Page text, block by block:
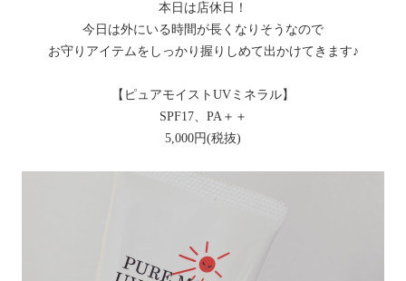
本日は店休日！
今日は外にいる時間が長くなりそうなので
お守りアイテムをしっかり握りしめて出かけてきます♪
【ピュアモイストUVミネラル】
SPF17、PA＋＋
5,000円(税抜)